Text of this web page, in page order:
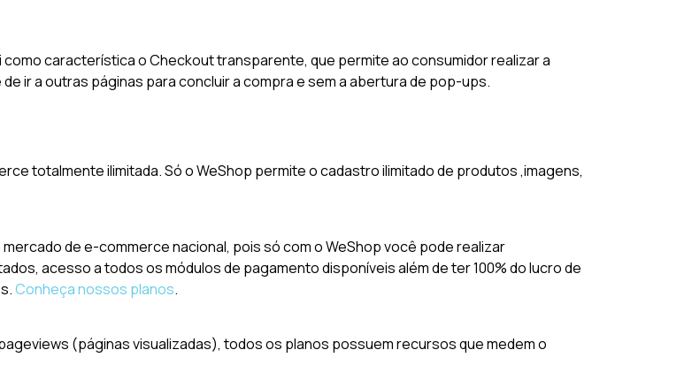
característica o Checkout transparente, que permite ao consumidor realizar a
ir a outras páginas para concluir a compra e sem a abertura de pop-ups.
totalmente ilimitada. Só o WeShop permite o cadastro ilimitado de produtos ,imagens,
de e-commerce nacional, pois só com o WeShop você pode realizar
acesso a todos os módulos de pagamento disponíveis além de ter 100% do lucro de
Conheça nossos planos.
(páginas visualizadas), todos os planos possuem recursos que medem o